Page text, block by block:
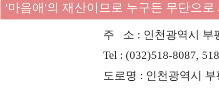
'마음애'의 재산이므로 누구든 무단으
주 소 : 인천광역시 부
Tel : (032)518-8087,
도로명 : 인천광역시